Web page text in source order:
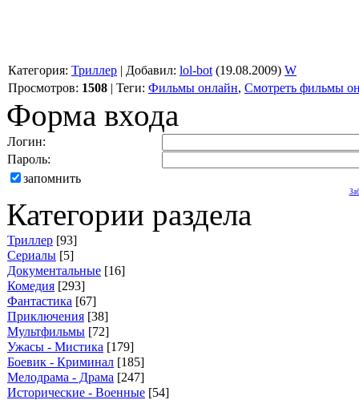
Категория: Триллер | Добавил: lol-bot (19.08.2009) W
Просмотров: 1508 | Теги: Фильмы онлайн, Смотреть фильмы
Форма входа
Логин:
Пароль:
запомнить
Категории раздела
Триллер [93]
Сериалы [5]
Документальные [16]
Комедия [293]
Фантастика [67]
Приключения [38]
Мультфильмы [72]
Ужасы - Мистика [179]
Боевик - Криминал [185]
Мелодрама - Драма [247]
Исторические - Военные [54]